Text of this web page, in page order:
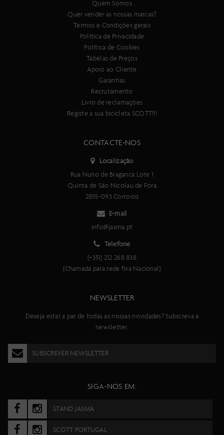
Quem Somos
Quer vender as nossas marcas?
Termos e Condições gerais
Política de Privacidade
Política de Cookies
Tabelas de Preços
Apoio ao Cliente
Garantias
Recrutamento
Livro de reclamações
Registe a sua bicicleta SCOTT!!!
CONTACTE-NOS
Localização
Rua Nuno de Braganca Lote 1
Quinta de São Nicolau de Fora
2855-093 Corroios
E-mail
info@jasma.pt
Telefone
(+351) 212 268 838
(Chamada para rede fixa Nacional)
NEWSLETTER
Deseja estar a par de todas as nossas novidades? Subscreva a
newsletter.
SUBSCREVER NEWSLETTER
SIGA-NOS EM:
STAND JASMA
SCOTT PORTUGAL